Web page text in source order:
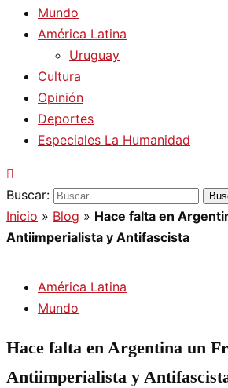
Mundo
América Latina
Uruguay
Cultura
Opinión
Deportes
Especiales La Humanidad
Buscar:
Inicio » Blog » Hace falta en
Antiimperialista y Antifascista
América Latina
Mundo
Hace falta en Argentina un
Antiimperialista y